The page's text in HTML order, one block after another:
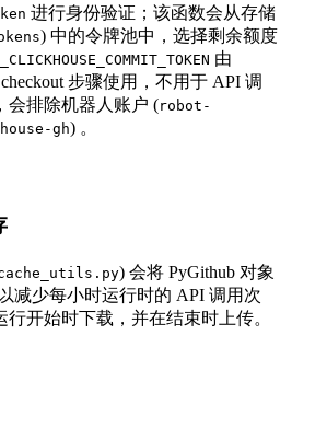
进行身份验证；该函数会从存储
) 中的令牌池中，选择剩余额度
由
步骤使用，不用于 API 调
会排除机器人账户 (robot-
gh) 。
) 会将 PyGithub 对象
减少每小时运行时的 API 调用次
开始时下载，并在结束时上传。